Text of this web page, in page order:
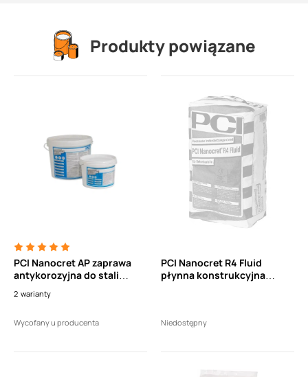
Produkty powiązane
PCI Nanocret AP zaprawa
antykorozyjna do stali
sczepny
2 warianty
Wycofany u producenta
PCI Nanocret R4 Fluid
płynna konstrukcyjna
Niedostępny